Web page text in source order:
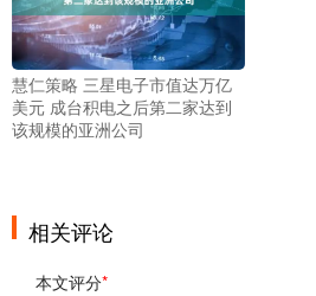
慧仁策略 三星电子市值达万亿
美元 成台积电之后第二家达到
该规模的亚洲公司
相关评论
本文评分*